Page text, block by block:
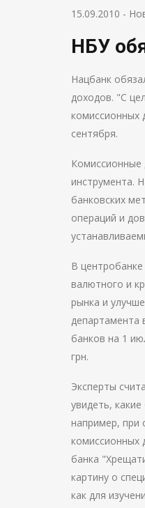
15.09.2010 -
НБУ
Нацбанк
доходов. "С
комиссионных
сентября.
инструмента.
банковских
операций и
В
валютного и
рынка и
департамента
банков на 1
грн.
Эксперты
увидеть,
например, при
комиссионных
банка
картину о
как для